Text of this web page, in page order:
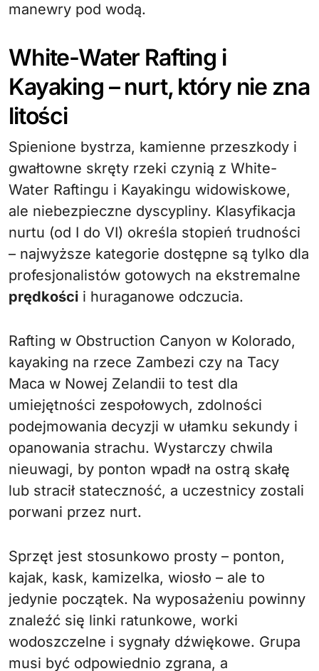
manewry pod wodą.
White-Water Rafting i
Kayaking – nurt, który nie zna
litości
Spienione bystrza, kamienne przeszkody i
gwałtowne skręty rzeki czynią z White-
Water Raftingu i Kayakingu widowiskowe,
ale niebezpieczne dyscypliny. Klasyfikacja
nurtu (od I do VI) określa stopień trudności
– najwyższe kategorie dostępne są tylko dla
profesjonalistów gotowych na ekstremalne
prędkości i huraganowe odczucia.
Rafting w Obstruction Canyon w Kolorado,
kayaking na rzece Zambezi czy na Tacy
Maca w Nowej Zelandii to test dla
umiejętności zespołowych, zdolności
podejmowania decyzji w ułamku sekundy i
opanowania strachu. Wystarczy chwila
nieuwagi, by ponton wpadł na ostrą skałę
lub stracił stateczność, a uczestnicy zostali
porwani przez nurt.
Sprzęt jest stosunkowo prosty – ponton,
kajak, kask, kamizelka, wiosło – ale to
jedynie początek. Na wyposażeniu powinny
znaleźć się linki ratunkowe, worki
wodoszczelne i sygnały dźwiękowe. Grupa
musi być odpowiednio zgrana, a